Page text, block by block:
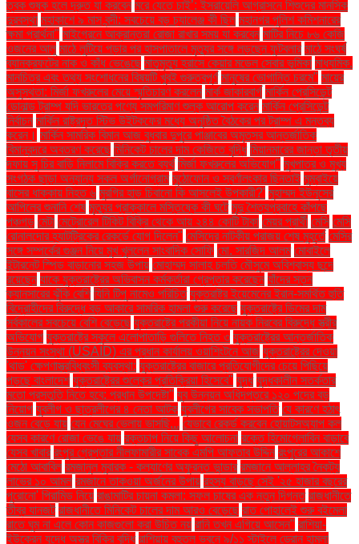
ত্বক শুষ্ক হলে দ্রুত যা করবেন মরে যেতে চাই’: ইসরায়েলি আগ্রাসনে শিশুদের মানসিক
দুরবস্থা মহাকাশে ৯ মাস বন্দী: সবচেয়ে বড় চ্যালেঞ্জ কী ছিল মহানগর পুলিশ কমিশনারের
ক্ষমা প্রার্থনা" মাইগ্রেনে আক্রান্তরা রোজা রাখার সময় যা করবেন মাটির নিচে ৮৬ কেজি
ওজনের আলু মাঠে লুটিয়ে পড়ার পর হাসপাতালে মৃত্যুর সঙ্গে লড়ছেন ফুটবলার মাঠে সংঘর্ষ
ব্যানক্রফটের নাক ও কাঁধ ভেঙেছে মাতৃমৃত্যু হ্রাসে কেয়ার মডেল সেবার ভূমিকা মাধ্যমিক.
মানচিত্র এবং তথ্য সংশোধনের বিষয়টি খুবই গুরুত্বপূর্ণ মানুষের ভোগান্তি চরমে" মায়ের
অসুস্থতা: মির্জা ফখরুলের মেয়ে স্মৃতিচারণ করলেন মার্ক জাকারবার্গ মার্কিন প্রেসিডেন্ট
ডোনাল্ড ট্রাম্প যদি ভারতের পণ্যে সমপরিমাণ শুল্ক আরোপ করেন মার্কিন প্রেসিডেন্ট
নির্বাচন মার্কিন রাষ্ট্রদূত স্টিভ উইটকফের মধ্যে অনুষ্ঠিত বৈঠকের পর ট্রাম্প এ মন্তব্য
করেন। মার্কিন সামরিক বিমান আজ বুধবার দুপুরে পাঞ্জাবের অমৃতসর আন্তর্জাতিক
বিমানবন্দরে অবতরণ করেছে মিনিকেট চালের দাম কেজিতে বৃদ্ধি মিয়ানমারের জান্তা তৃতীয়
দফায় সু চির বাড়ি নিলামে বিক্রি করতে ব্যর্থ মির্জা ফখরুলের অভিযোগ" মুখপাত্র ও মুখ্য
সংগঠক ছাড়া অন্যান্য সকল অর্গানোগ্রাম মুঠোফোন ও স্বর্ণালংকার ছিনতাই মুম্বাইয়ে
বাসের ধাক্কায় নিহত ৬ মুরগির হাড় চিবানো কি আসলেই উপকারী?' মুহাম্মদ ইউনূসের
আপিলের শুনানি শেষ মৃত্যুর প্রাক্কালে মস্তিষ্কে কী ঘটে মৃদু শৈত্যপ্রবাহে কাঁপছে
পঞ্চগড় মেটা মেট্রোরেল টিকিট বিক্রি থেকে আয় ২৪৪ কোটি টাকা মেয়র প্রার্থী মেসি মেসি
রোনালদোর হ্যাটট্রিকের রেকর্ডে যোগ দিলেন" মেসিদের নাটকীয় পরাজয় শেষ মুহূর্তে মেসির
সঙ্গে সম্পর্কের গুঞ্জন নিয়ে মুখ খুললেন সাংবাদিক সোফি মো. সারজিদ আলম মোবাইলে
ইন্টারনেট স্পিড বাড়ানোর সহজ উপায় মোহাম্মদ সালাহ চলতি মৌসুমে অবিশ্বাস্য ছন্দে
রয়েছেন যাকে যুক্তরাষ্ট্রের অভিবাসন কর্মকর্তারা গ্রেপ্তার করেছেন যাঁদের স্তন
ক্যানসারের ঝুঁকি বেশি যিনি টিপু নামেও পরিচিত যুক্তরাষ্ট্র ইয়েমেনের ইরান-সমর্থিত হুতি
বিদ্রোহীদের বিরুদ্ধে বড় আকারে সামরিক হামলা শুরু করেছে যুক্তরাষ্ট্রে ডিমের দাম
সর্বকালের সবচেয়ে বেশি বেড়েছে যুক্তরাষ্ট্রে পরকীয়া নিয়ে নায়ক নিরবের বিরুদ্ধে স্ত্রীর
অভিযোগ যুক্তরাষ্ট্রে স্কুলে এলোপাতাড়ি গুলিতে নিহত ৩ যুক্তরাষ্ট্রের আন্তর্জাতিক
উন্নয়ন সংস্থা (USAID) এর প্রধান কার্যালয় ওয়াশিংটনে আজ যুক্তরাষ্ট্রের দেওয়া
'থাড' ক্ষেপণাস্ত্রবিধ্বংসী ব্যবস্থা: যুক্তরাষ্ট্রের বাজারে প্রতিযোগীদের চেয়ে পিছিয়ে
পড়ছে বাংলাদেশ যুক্তরাষ্ট্রের শুল্কের প্রতিক্রিয়া হিসেবে" যুদ্ধ যুদ্ধকালীন সতর্কতার
মতো প্রস্তুতি নিতে হবে: প্রধান উপদেষ্টা" যুব উন্নয়ন অধিদপ্তরে ১২০ পদের বড়
নিয়োগ যুবলীগ ও ছাত্রলীগের ৪ নেতা আটক যুবলীগের সাবেক সভাপতি যে কারণে হঠাৎ
ওজন বেড়ে যায় যেন মেঘের ভেলায় ভাসছি... যেভাবে রেকর্ড করবেন হোয়াটসঅ্যাপ কল
যেসব কারণে রোজা ভেঙে যায় রক্তচাপ নিয়ে কিছু আলোচনা রক্তে হিমোগ্লোবিন বাড়াবে
যেসব খাবার রংপুর গ্রেপ্তার নীলফামারীর সাবেক এমপি আফতাব উদ্দিন রংপুরের আকাশে
মেঠো আবাবিল রমজানুল মুবারক - কল্যাণের অফুরন্ত ভান্ডার রমজানে আল্লাহর নৈকট্য
লাভের ১০ আমল রমজানে তাকওয়া অর্জনের উপায় রহস্য বাড়ছে সেই '২৫ হাজার বছরের
পুরোনো' পিরামিড নিয়ে রাঙামাটির চায়না কমলা: সফল চাষের এক নতুন দিগন্ত রাজধানীতে
তীব্র যানজট রাজধানীতে মিনিকেট চালের দাম আরও বেড়েছে রাত পোহালেই শুরু বইমেলা
রাতে ঘুম না এলে কোন কাজগুলো করা উচিত নয় রানি তখন এগিয়ে আসেন" রাশিয়া-
ইউক্রেন যুদ্ধে অস্ত্র বিক্রি বৃদ্ধি রাশিয়ায় বহুতল ভবনে ৯/১১ স্টাইলে ড্রোন হামলা